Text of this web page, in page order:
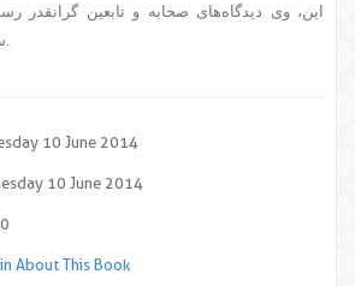
این، وی دیدگاه‌های صحابه و تابعین گرانقدر
10 June 2014
10 June 2014
About This Book